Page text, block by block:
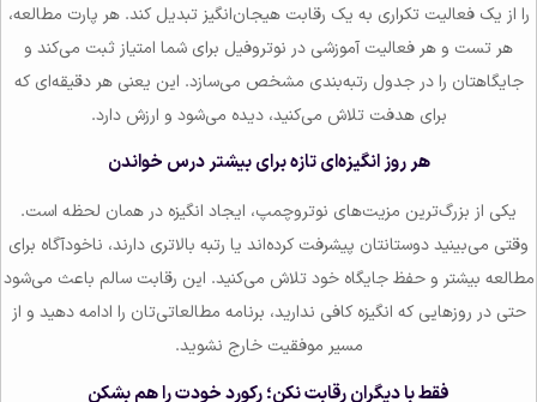
را از یک فعالیت تکراری به یک رقابت هیجان‌انگیز تبدیل کند. هر پارت مطالعه،
هر تست و هر فعالیت آموزشی در نوتروفیل برای شما امتیاز ثبت می‌کند و
جایگاهتان را در جدول رتبه‌بندی مشخص می‌سازد. این یعنی هر دقیقه‌ای که
برای هدفت تلاش می‌کنید، دیده می‌شود و ارزش دارد.
هر روز انگیزه‌ای تازه برای بیشتر درس خواندن
یکی از بزرگ‌ترین مزیت‌های نوتروچمپ، ایجاد انگیزه در همان لحظه است.
وقتی می‌بینید دوستانتان پیشرفت کرده‌اند یا رتبه بالاتری دارند، ناخودآگاه برای
مطالعه بیشتر و حفظ جایگاه خود تلاش می‌کنید. این رقابت سالم باعث می‌شود
حتی در روزهایی که انگیزه کافی ندارید، برنامه مطالعاتی‌تان را ادامه دهید و از
مسیر موفقیت خارج نشوید.
فقط با دیگران رقابت نکن؛ رکورد خودت را هم بشکن